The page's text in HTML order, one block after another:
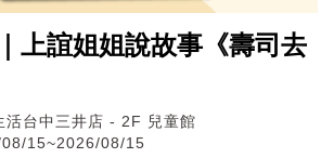
上誼姐姐說故事《壽司去
活台中三井店 - 2F 兒童館
15~2026/08/15